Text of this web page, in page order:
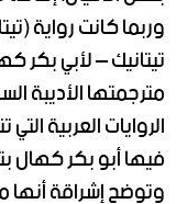
وربما كانت رواية
تيتانيك – لأبي بكر
مترجمتها الأديبة
الروايات العربية
فيها أبو بكر كهال
وتوضح إشراقة أنها